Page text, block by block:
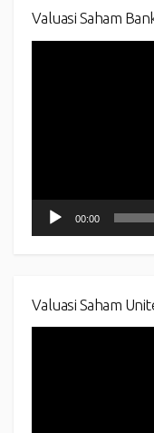
Valuasi Saham
00:00
Valuasi Saham